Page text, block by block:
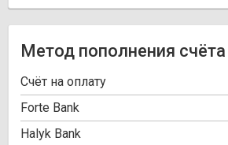
Метод пополнения счёта
Cчёт на оплату
Forte Bank
Halyk Bank